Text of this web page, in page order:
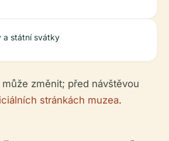
a státní svátky
změnit; před návštěvou
stránkách muzea.